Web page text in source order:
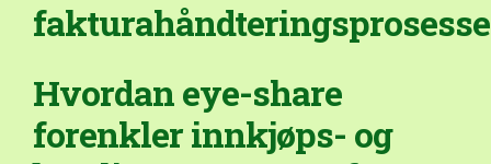
Hvordan eye-share
forenkler innkjøps- og